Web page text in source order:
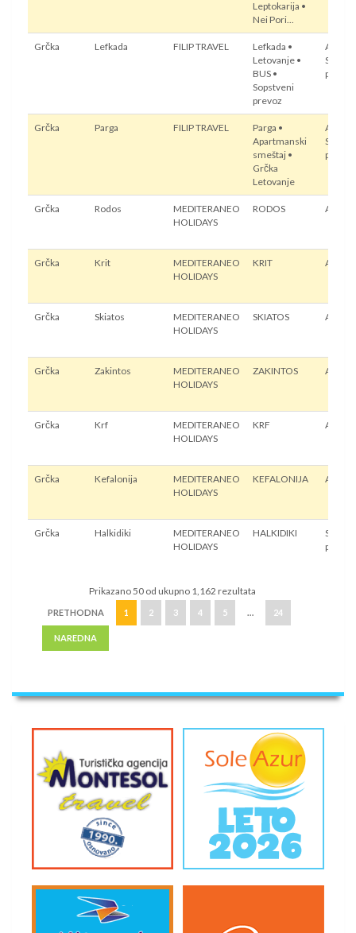
Leptokarija •
Nei Pori...
Grčka Lefkada FILIP TRAVEL
Lefkada •
Letovanje •
BUS •
Sopstveni
prevoz
prevoz
Grčka Parga FILIP TRAVEL
Parga •
Apartmanski
smeštaj •
Grčka
Letovanje
prevoz
Grčka Rodos
MEDITERANEO
HOLIDAYS
RODOS Avion
Grčka Krit
MEDITERANEO
HOLIDAYS
KRIT Avion
Grčka Skiatos
MEDITERANEO
HOLIDAYS
SKIATOS Avion
Grčka Zakintos
MEDITERANEO
HOLIDAYS
ZAKINTOS Avion
Grčka Krf
MEDITERANEO
HOLIDAYS
KRF Avion
Grčka Kefalonija
MEDITERANEO
HOLIDAYS
KEFALONIJA Avion
Grčka Halkidiki
MEDITERANEO
HOLIDAYS
HALKIDIKI
prevoz
Prikazano 50 od ukupno 1,162 rezultata
PRETHODNA 1 2 3 4 5 … 24
NAREDNA